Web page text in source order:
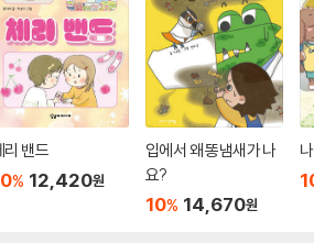
리 밴드
% 12,420원
입에서 왜 똥냄새가 나
요?
10% 14,670원